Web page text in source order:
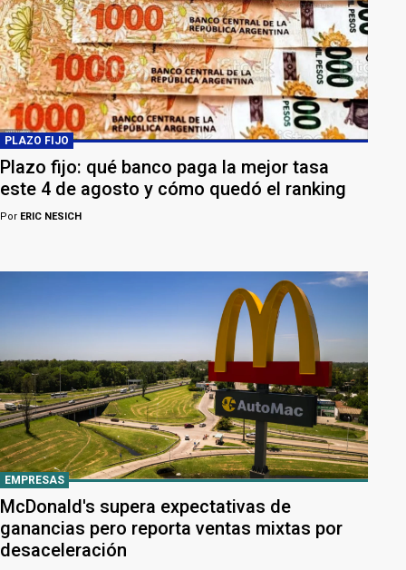
PLAZO FIJO
Plazo fijo: qué banco paga la mejor tasa
este 4 de agosto y cómo quedó el ranking
Por ERIC NESICH
EMPRESAS
McDonald's supera expectativas de
ganancias pero reporta ventas mixtas por
desaceleración